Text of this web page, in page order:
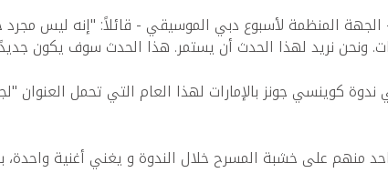
المنظمة لأسبوع دبي الموسيقي - قائلاً: "إنه ليس
ونحن نريد لهذا الحدث أن يستمر. هذا الحدث سوف يكون
كوينسي جونز بالإمارات لهذا العام التي تحمل العنوان
على خشبة المسرح خلال الندوة و يغني أغنية واحدة،